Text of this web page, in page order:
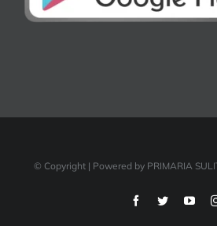
© Copyright | Powered by PRIMARIA
FacebookTwitter